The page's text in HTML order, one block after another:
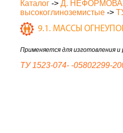
Каталог -> Д.
высокоглиноземистые ->
9.1. МАССЫ
Применяется для изготовления
ТУ 1523-074- -05802299-